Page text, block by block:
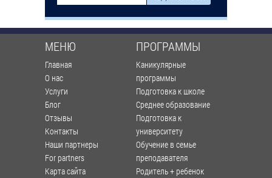
МЕНЮ
Главная
О нас
Услуги
Блог
Отзывы
Контакты
Наши партнеры
For partners
Карта сайта
ПРОГРАММЫ
Каникулярные
программы
Подготовка к школе
Среднее образование
Подготовка к
университету
Обучение в семье
преподавателя
Родитель + ребенок